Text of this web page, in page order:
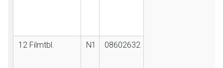
12 Filmtbl. N1 08602632